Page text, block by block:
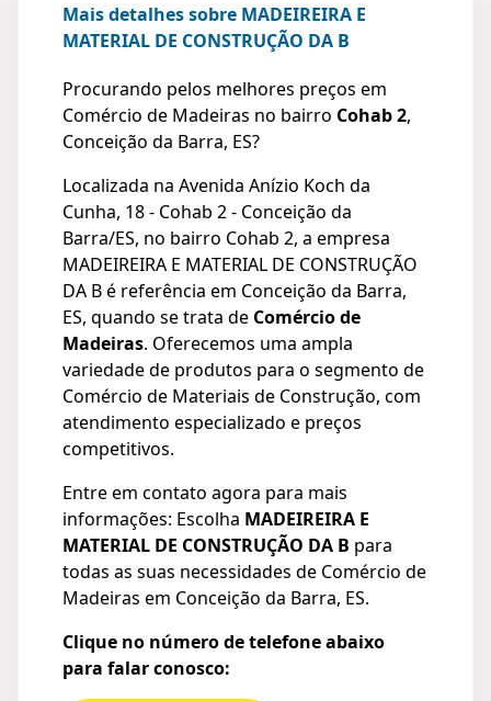
Mais detalhes sobre MADEIREIRA E
MATERIAL DE CONSTRUÇÃO DA B
Procurando pelos melhores preços em
Comércio de Madeiras no bairro Cohab 2,
Conceição da Barra, ES?
Localizada na Avenida Anízio Koch da
Cunha, 18 - Cohab 2 - Conceição da
Barra/ES, no bairro Cohab 2, a empresa
MADEIREIRA E MATERIAL DE CONSTRUÇÃO
DA B é referência em Conceição da Barra,
ES, quando se trata de Comércio de
Madeiras. Oferecemos uma ampla
variedade de produtos para o segmento de
Comércio de Materiais de Construção, com
atendimento especializado e preços
competitivos.
Entre em contato agora para mais
informações: Escolha MADEIREIRA E
MATERIAL DE CONSTRUÇÃO DA B para
todas as suas necessidades de Comércio de
Madeiras em Conceição da Barra, ES.
Clique no número de telefone abaixo
para falar conosco: